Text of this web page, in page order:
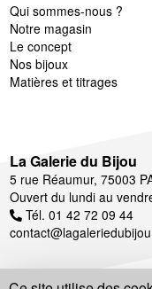
Qui sommes-nous ?
Notre magasin
Le concept
Nos bijoux
Matières et titrages
La Galerie du Bijou
5 rue Réaumur, 75003
Ouvert du lundi au
Tél. 01 42 72 09 44